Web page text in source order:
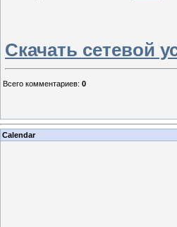
Скачать сетевой
Всего комментариев: 0
Calendar